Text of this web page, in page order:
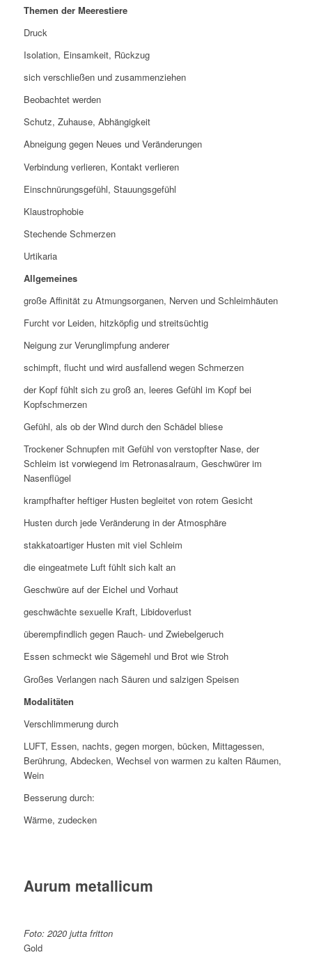
Themen der Meerestiere
Druck
Isolation, Einsamkeit, Rückzug
sich verschließen und zusammenziehen
Beobachtet werden
Schutz, Zuhause, Abhängigkeit
Abneigung gegen Neues und Veränderungen
Verbindung verlieren, Kontakt verlieren
Einschnürungsgefühl, Stauungsgefühl
Klaustrophobie
Stechende Schmerzen
Urtikaria
Allgemeines
große Affinität zu Atmungsorganen, Nerven und Schleimhäuten
Furcht vor Leiden, hitzköpfig und streitsüchtig
Neigung zur Verunglimpfung anderer
schimpft, flucht und wird ausfallend wegen Schmerzen
der Kopf fühlt sich zu groß an, leeres Gefühl im Kopf bei
Kopfschmerzen
Gefühl, als ob der Wind durch den Schädel bliese
Trockener Schnupfen mit Gefühl von verstopfter Nase, der
Schleim ist vorwiegend im Retronasalraum, Geschwürer im
Nasenflügel
krampfhafter heftiger Husten begleitet von rotem Gesicht
Husten durch jede Veränderung in der Atmosphäre
stakkatoartiger Husten mit viel Schleim
die eingeatmete Luft fühlt sich kalt an
Geschwüre auf der Eichel und Vorhaut
geschwächte sexuelle Kraft, Libidoverlust
überempfindlich gegen Rauch- und Zwiebelgeruch
Essen schmeckt wie Sägemehl und Brot wie Stroh
Großes Verlangen nach Säuren und salzigen Speisen
Modalitäten
Verschlimmerung durch
LUFT, Essen, nachts, gegen morgen, bücken, Mittagessen,
Berührung, Abdecken, Wechsel von warmen zu kalten Räumen,
Wein
Besserung durch:
Wärme, zudecken
Aurum metallicum
Foto: 2020 jutta fritton
Gold